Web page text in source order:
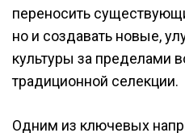
переносить
но и создавать новые,
культуры за пределами
традиционной селекции.
Одним из ключевых